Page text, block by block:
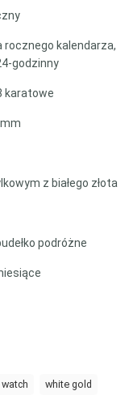
rocznego kalendarza,
godzinny
karatowe
z białego złota
podróżne
watch white gold